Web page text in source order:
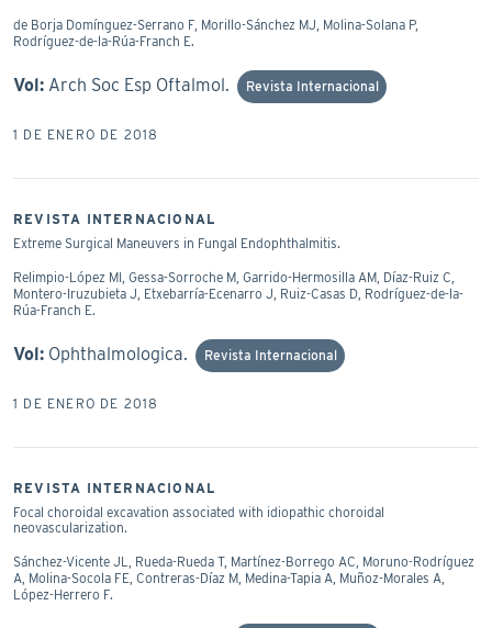
de Borja Domínguez-Serrano F, Morillo-Sánchez MJ, Molina-Solana P,
Rodríguez-de-la-Rúa-Franch E.
Vol: Arch Soc Esp Oftalmol. Revista Internacional
1 DE ENERO DE 2018
REVISTA INTERNACIONAL
Extreme Surgical Maneuvers in Fungal Endophthalmitis.
Relimpio-López MI, Gessa-Sorroche M, Garrido-Hermosilla AM, Díaz-Ruiz C,
Montero-Iruzubieta J, Etxebarría-Ecenarro J, Ruiz-Casas D, Rodríguez-de-la-
Rúa-Franch E.
Vol: Ophthalmologica. Revista Internacional
1 DE ENERO DE 2018
REVISTA INTERNACIONAL
Focal choroidal excavation associated with idiopathic choroidal
neovascularization.
Sánchez-Vicente JL, Rueda-Rueda T, Martínez-Borrego AC, Moruno-Rodríguez
A, Molina-Socola FE, Contreras-Díaz M, Medina-Tapia A, Muñoz-Morales A,
López-Herrero F.